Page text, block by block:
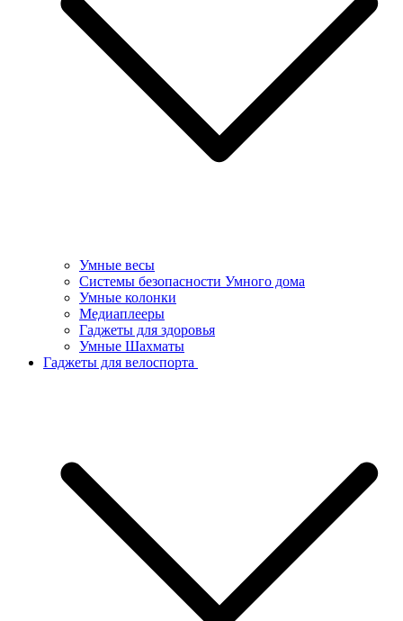
Умные весы
Системы безопасности Умного дома
Умные колонки
Медиаплееры
Гаджеты для здоровья
Умные Шахматы
Гаджеты для велоспорта